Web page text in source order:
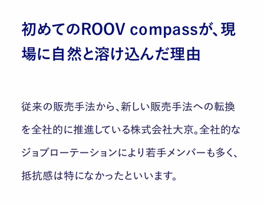
初めてのROOV compassが、現
場に自然と溶け込んだ理由
従来の販売手法から、新しい販売手法への転換
を全社的に推進している株式会社大京。全社的な
ジョブローテーションにより若手メンバーも多く、
抵抗感は特になかったといいます。